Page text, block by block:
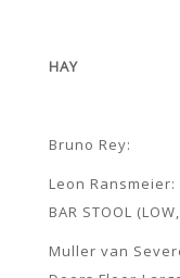
HAY
Bruno Rey:
Leon
BAR STOOL
Muller van